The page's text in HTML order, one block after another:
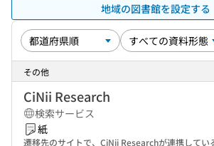
地域の図書館を設定する
その他
CiNii Research
検索サービス
紙
遷移先のサイトで、CiNii Researchが連携してい